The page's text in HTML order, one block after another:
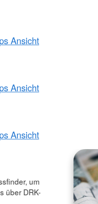
Ansicht
Ansicht
Ansicht
um
über DRK-